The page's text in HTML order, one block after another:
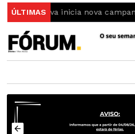
ÚLTIMAS
inicia nova campanha em